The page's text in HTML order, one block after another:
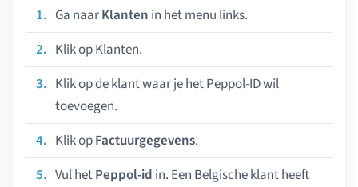
Ga naarKlanten in het menu links.
Klik op Klanten.
Klik op de klant waar je het Peppol-ID wil
toevoegen.
Klik opFactuurgegevens.
Vul hetPeppol-id in. Een Belgische klant heeft